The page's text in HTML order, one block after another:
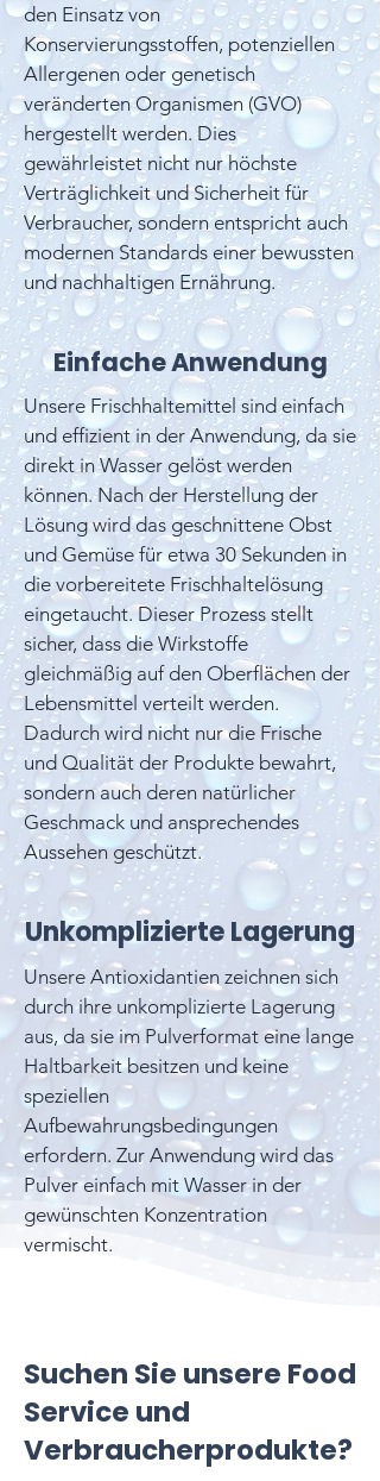
den Einsatz von
Konservierungsstoffen, potenziellen
Allergenen oder genetisch
veränderten Organismen (GVO)
hergestellt werden. Dies
gewährleistet nicht nur höchste
Verträglichkeit und Sicherheit für
Verbraucher, sondern entspricht auch
modernen Standards einer bewussten
und nachhaltigen Ernährung.
Einfache Anwendung
Unsere Frischhaltemittel sind einfach
und effizient in der Anwendung, da sie
direkt in Wasser gelöst werden
können. Nach der Herstellung der
Lösung wird das geschnittene Obst
und Gemüse für etwa 30 Sekunden in
die vorbereitete Frischhaltelösung
eingetaucht. Dieser Prozess stellt
sicher, dass die Wirkstoffe
gleichmäßig auf den Oberflächen der
Lebensmittel verteilt werden.
Dadurch wird nicht nur die Frische
und Qualität der Produkte bewahrt,
sondern auch deren natürlicher
Geschmack und ansprechendes
Aussehen geschützt.
Unkomplizierte Lagerung
Unsere Antioxidantien zeichnen sich
durch ihre unkomplizierte Lagerung
aus, da sie im Pulverformat eine lange
Haltbarkeit besitzen und keine
speziellen
Aufbewahrungsbedingungen
erfordern. Zur Anwendung wird das
Pulver einfach mit Wasser in der
gewünschten Konzentration
vermischt.
Suchen Sie unsere Food
Service und
Verbraucherprodukte?